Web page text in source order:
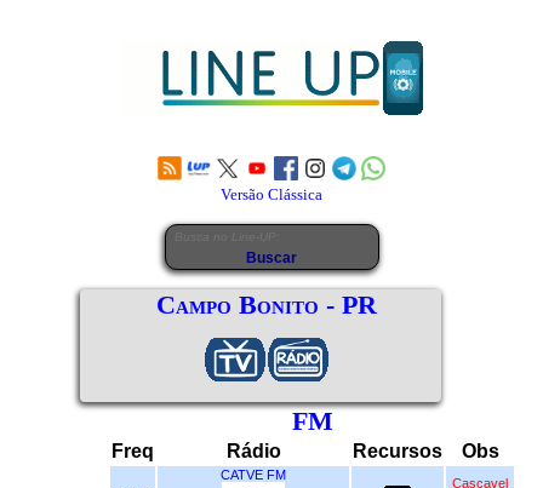
Versão Clássica
Campo Bonito - PR
FM
Freq Rádio Recursos Obs
CATVE FM
Cascavel